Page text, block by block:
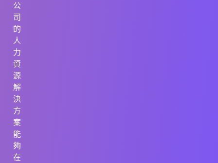
公
司
的
人
力
資
源
解
決
方
案
能
夠
在